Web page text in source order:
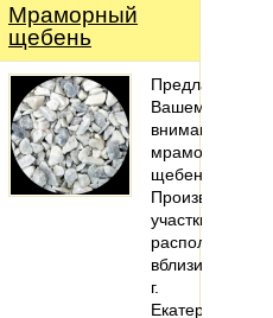
Мраморный
щебень
Предлагаем
Вашему
вниманию
мраморный
щебень.
участки
расположены
вблизи
г.
Екатеринбурга